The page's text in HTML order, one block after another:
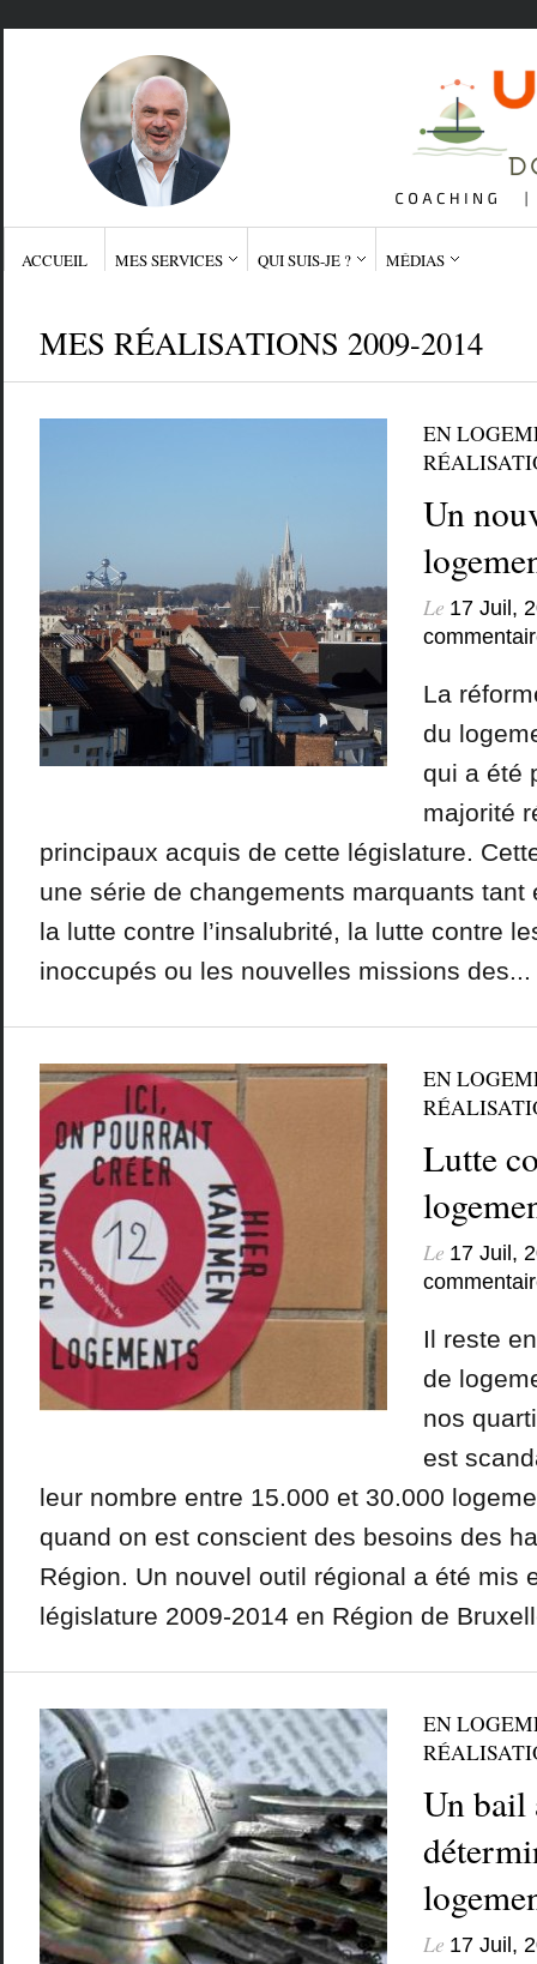
ACCUEIL MES SERVICES QUI SUIS-JE ? MÉDIAS
MES RÉALISATIONS 2009-2014
EN
Un
Le 17 Juil,
La
du
qui a été
majorité
principaux acquis de cette législature.
une série de changements marquants tant
la lutte contre l’insalubrité, la lutte contre
inoccupés ou les nouvelles missions des...
EN
Lutte
Le 17 Juil,
Il reste
de
nos
est
leur nombre entre 15.000 et 30.000
quand on est conscient des besoins des
Région. Un nouvel outil régional a été mis
législature 2009-2014 en Région de
EN
Un bail
Le 17 Juil,